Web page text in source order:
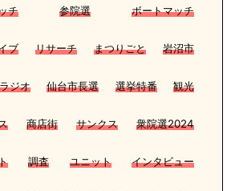
チ 参院選 ボートマッチ
ブ リサーチ まつりごと 岩沼市
ラジオ 仙台市長選 選挙特番 観光
商店街 サンクス 衆院選2024
調査 ユニット インタビュー